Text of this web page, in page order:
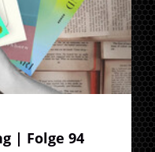
| Folge 94